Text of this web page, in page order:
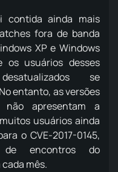
contida ainda mais
fora de banda
XP e Windows
os usuários desses
se
entanto, as versões
não apresentam a
usuários ainda
o CVE-2017-0145,
de encontros do
mês.